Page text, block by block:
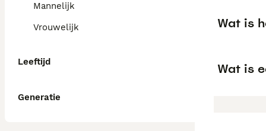
Mannelijk
Vrouwelijk
Leeftijd
Generatie
Wat is
Wat is